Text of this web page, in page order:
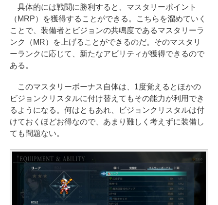
具体的には戦闘に勝利すると、マスタリーポイント
（MRP）を獲得することができる。こちらを溜めていく
ことで、装備者とビジョンの共鳴度であるマスタリーラ
ンク（MR）を上げることができるのだ。そのマスタリ
ーランクに応じて、新たなアビリティが獲得できるので
ある。
このマスタリーボーナス自体は、1度覚えるとほかの
ビジョンクリスタルに付け替えてもその能力が利用でき
るようになる。何はともあれ、ビジョンクリスタルは付
けておくほどお得なので、あまり難しく考えずに装備し
ても問題ない。